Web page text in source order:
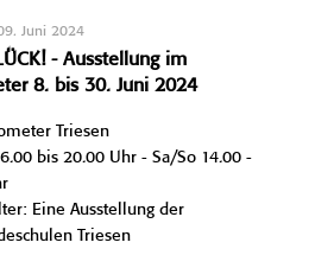
Juni 2024
- Ausstellung im
8. bis 30. Juni 2024
Triesen
bis 20.00 Uhr - Sa/So 14.00 -
Eine Ausstellung der
Triesen